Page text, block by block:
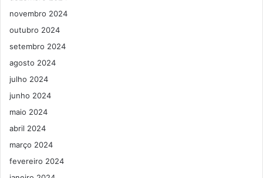
novembro 2024
outubro 2024
setembro 2024
agosto 2024
julho 2024
junho 2024
maio 2024
abril 2024
março 2024
fevereiro 2024